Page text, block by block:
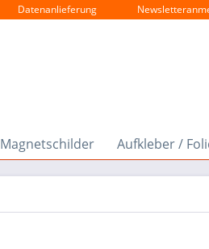
Datenanlieferung
Magnetschilder Aufkleber /